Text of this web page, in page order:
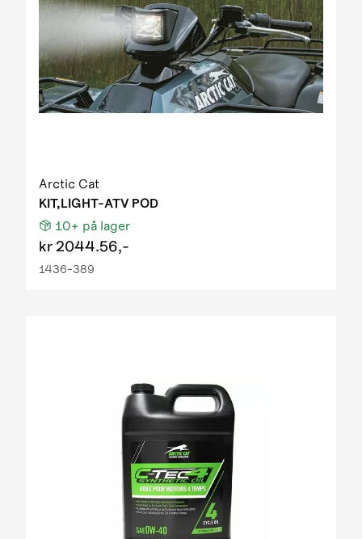
Arctic Cat
KIT,LIGHT-ATV POD
10+ på lager
kr 2044.56,-
1436-389